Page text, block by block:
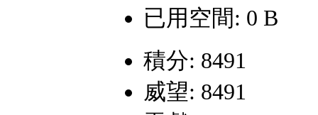
已用空間: 0 B
積分: 8491
威望: 8491